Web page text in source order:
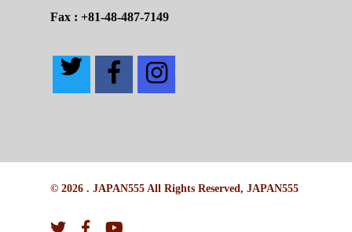
Fax : +81-48-487-7149
© 2026 . JAPAN555 All Rights Reserved, JAPAN555